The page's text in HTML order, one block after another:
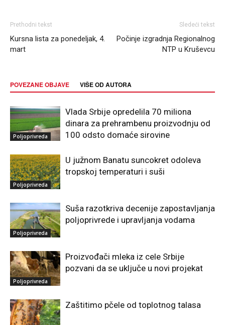
Prethodni tekst
Kursna lista za ponedeljak, 4.
mart
Sledeći tekst
Počinje izgradnja Regionalnog
NTP u Kruševcu
POVEZANE OBJAVE VIŠE OD AUTORA
Poljoprivreda
Vlada Srbije opredelila 70 miliona
dinara za prehrambenu proizvodnju od
100 odsto domaće sirovine
Poljoprivreda
U južnom Banatu suncokret odoleva
tropskoj temperaturi i suši
Poljoprivreda
Suša razotkriva decenije zapostavljanja
poljoprivrede i upravljanja vodama
Poljoprivreda
Proizvođači mleka iz cele Srbije
pozvani da se uključe u novi projekat
Zaštitimo pčele od toplotnog talasa